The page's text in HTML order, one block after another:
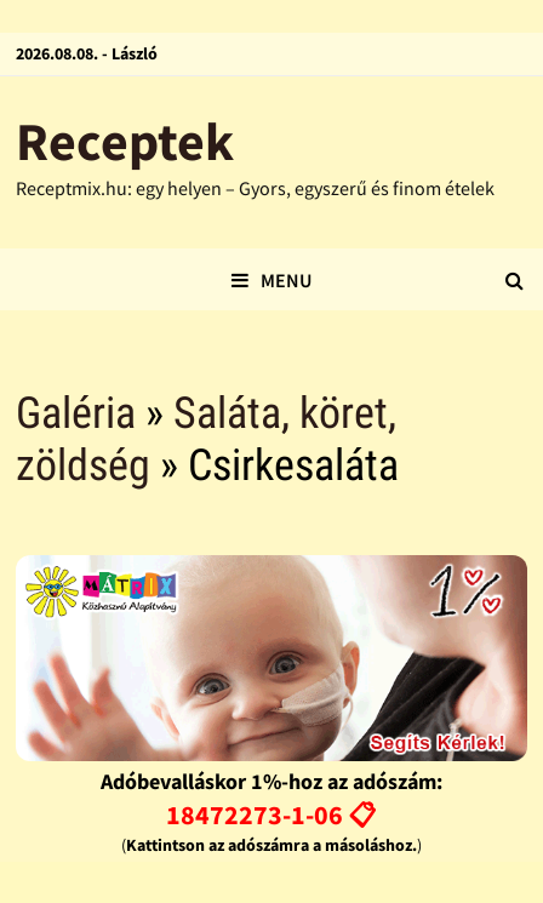
2026.08.08. - László
Receptek
Receptmix.hu: egy helyen – Gyors, egyszerű és finom ételek
MENU
Galéria » Saláta, köret,
zöldség » Csirkesaláta
Adóbevalláskor 1%-hoz az adószám:
18472273-1-06 📋
(Kattintson az adószámra a másoláshoz.)